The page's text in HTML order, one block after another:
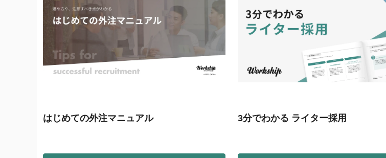
はじめての外注マニュアル 3分でわかる ライター採用